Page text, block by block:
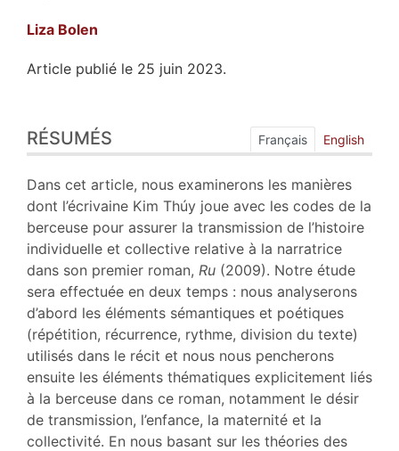
Liza Bolen
Article publié le 25 juin 2023.
Index
Plan
Texte
Bibliographie
Notes
Citer cet article
Auteur
RÉSUMÉS Français English
Dans cet article, nous examinerons les manières
dont l’écrivaine Kim Thúy joue avec les codes de la
berceuse pour assurer la transmission de l’histoire
individuelle et collective relative à la narratrice
dans son premier roman, Ru (2009). Notre étude
sera effectuée en deux temps : nous analyserons
d’abord les éléments sémantiques et poétiques
(répétition, récurrence, rythme, division du texte)
utilisés dans le récit et nous nous pencherons
ensuite les éléments thématiques explicitement liés
à la berceuse dans ce roman, notamment le désir
de transmission, l’enfance, la maternité et la
collectivité. En nous basant sur les théories des